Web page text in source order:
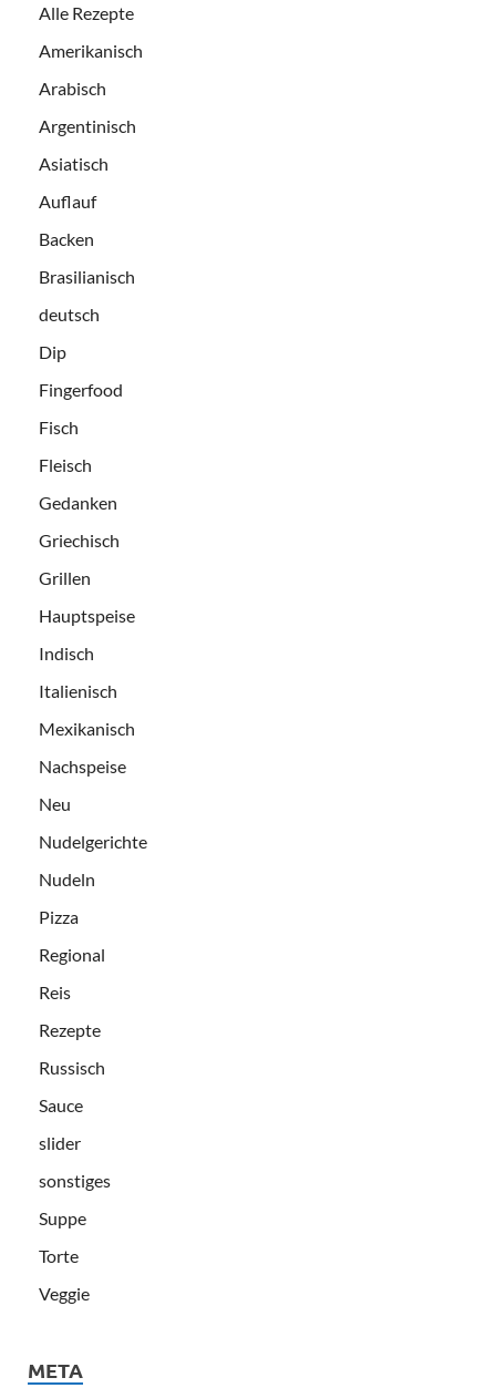
Alle Rezepte
Amerikanisch
Arabisch
Argentinisch
Asiatisch
Auflauf
Backen
Brasilianisch
deutsch
Dip
Fingerfood
Fisch
Fleisch
Gedanken
Griechisch
Grillen
Hauptspeise
Indisch
Italienisch
Mexikanisch
Nachspeise
Neu
Nudelgerichte
Nudeln
Pizza
Regional
Reis
Rezepte
Russisch
Sauce
slider
sonstiges
Suppe
Torte
Veggie
META